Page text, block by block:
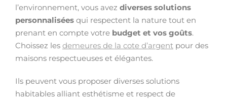
l’environnement, vous avez diverses solutions
personnalisées qui respectent la nature tout en
prenant en compte votre budget et vos goûts.
Choissez les demeures de la cote d’argent pour des
maisons respectueuses et élégantes.
Ils peuvent vous proposer diverses solutions
habitables alliant esthétisme et respect de